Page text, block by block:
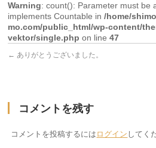
Warning: count(): Parameter must be
implements Countable in/home/
mo.com/public_html/wp-content/
vektor/single.php on line47
← ありがとうございました。
コメントを残す
コメントを投稿するには ログイン してく